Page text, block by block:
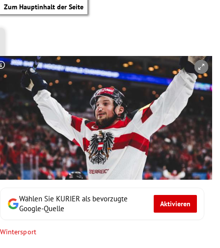
Zum Hauptinhalt der Seite
Untermenü
Untermenü
Wählen Sie KURIER als bevorzugte
Google-Quelle
Aktivieren
Wintersport
Copyright-Hinweis öffnen/schließen